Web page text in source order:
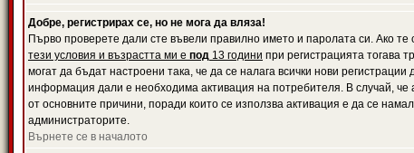
Добре, регистрирах се, но не мога да вляза!
Първо проверете дали сте въвели правилно името и паролата си. Ако
тези условия и възрастта ми е под 13 години при регистрацията тогава
могат да бъдат настроени така, че да се налага всички нови
информация дали е необходима активация на потребителя. В случай, че
от основните причини, поради които се използва активация е да се
администраторите.
Върнете се в началото